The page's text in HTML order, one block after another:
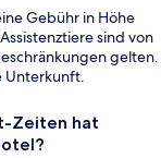
Gebühr in Höhe
sind von
gelten.
Unterkunft.
Zeiten hat